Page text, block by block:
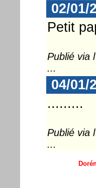
02/01/
Petit
Publié via
...
04/01/
.........
Publié via
...